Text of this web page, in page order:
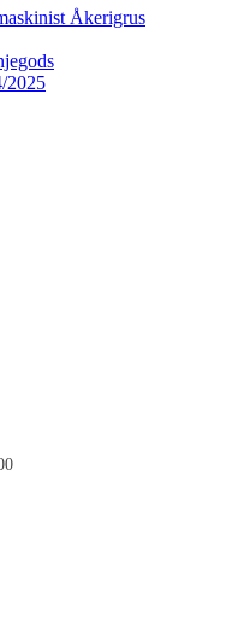
Åkerigrus
2025